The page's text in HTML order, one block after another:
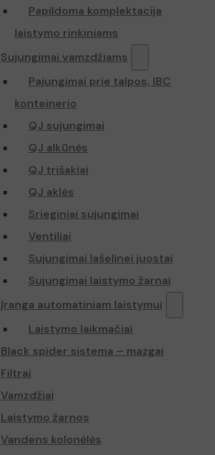
Papildoma komplektacija
laistymo rinkiniams
Sujungimai vamzdžiams
Pajungimai prie talpos, IBC
konteinerio
QJ sujungimai
QJ alkūnės
QJ trišakiai
QJ aklės
Srieginiai sujungimai
Ventiliai
Sujungimai lašelinei juostai
Sujungimai laistymo žarnai
Įranga automatiniam laistymui
Laistymo laikmačiai
Black spider sistema – mazgai
Filtrai
Vamzdžiai
Laistymo žarnos
Vandens kolonėlės